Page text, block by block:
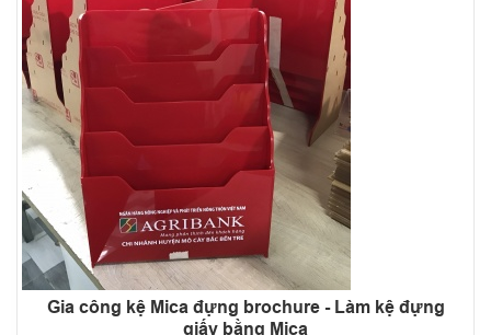
Gia công kệ Mica đựng brochure - Làm kệ đựng
giấy bằng Mica